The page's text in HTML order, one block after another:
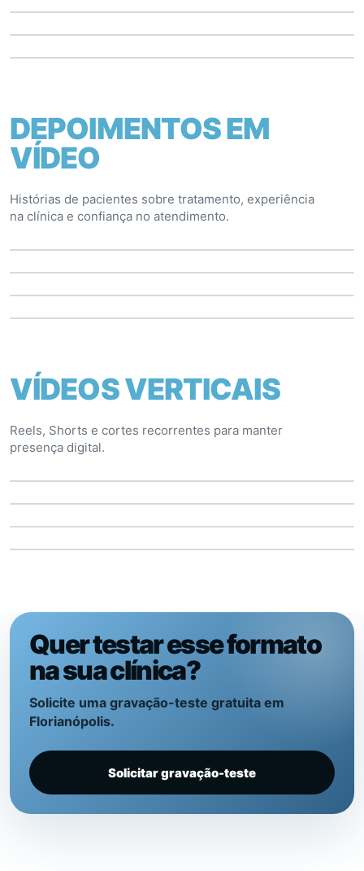
DEPOIMENTOS EM
VÍDEO
Histórias de pacientes sobre tratamento, experiência
na clínica e confiança no atendimento.
VÍDEOS VERTICAIS
Reels, Shorts e cortes recorrentes para manter
presença digital.
Quer testar esse formato
na sua clínica?
Solicite uma gravação-teste gratuita em
Florianópolis.
Solicitar gravação-teste